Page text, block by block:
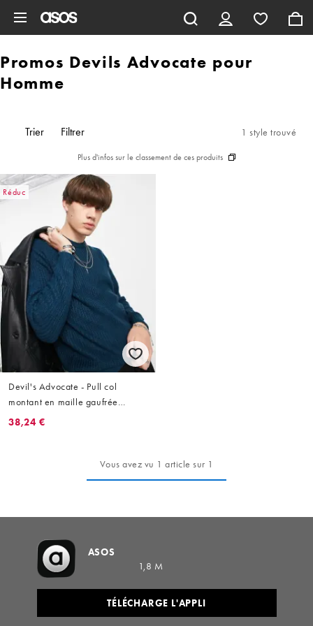
Promos Devils Advocate pour
Homme
Trier Filtrer 1 style trouvé
Plus d'infos sur le classement de ces produits
Réduc
Devil's Advocate - Pull col
montant en maille gaufrée
épaisse
38,24 €
Vous avez vu 1 article sur 1
ASOS
1,8 M
TÉLÉCHARGE L'APPLI